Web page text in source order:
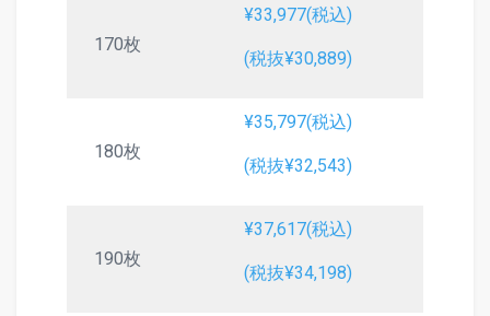
170枚
¥33,977(税込)
(税抜¥30,889)
180枚
¥35,797(税込)
(税抜¥32,543)
190枚
¥37,617(税込)
(税抜¥34,198)